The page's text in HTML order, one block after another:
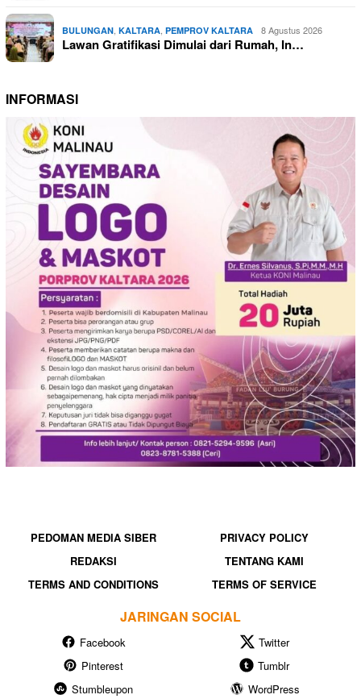
BULUNGAN, KALTARA, PEMPROV KALTARA 8 Agustus 2026
Lawan Gratifikasi Dimulai dari Rumah, In…
INFORMASI
PEDOMAN MEDIA SIBER
PRIVACY POLICY
REDAKSI
TENTANG KAMI
TERMS AND CONDITIONS
TERMS OF SERVICE
JARINGAN SOCIAL
Facebook
Twitter
Pinterest
Tumblr
Stumbleupon
WordPress